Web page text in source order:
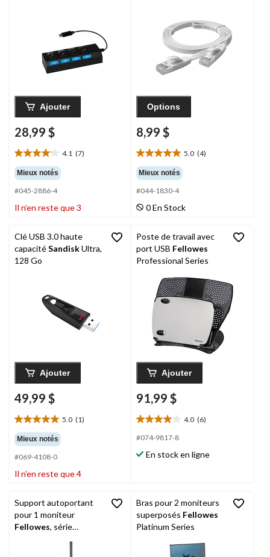
Ajouter
28,99 $
4.1 (7)
4.1
étoile(s)
sur
5.
7
Mieux notés
#045-2886-4
Il n’en reste que 3
Options
8,99 $
5.0 (4)
5.0
étoile(s)
sur
5.
4
Mieux notés
#044-1830-4
0 En Stock
Clé USB 3.0 haute
capacitéSandiskUltra,
128 Go
Ajouter
49,99 $
5.0 (1)
5.0
étoile(s)
sur
5.
1
Mieux notés
#069-4108-0
Il n’en reste que 4
Poste de travail avec
port USB Fellowes
Professional Series
Ajouter
91,99 $
4.0 (6)
4.0
étoile(s)
5.
#074-9817-8
En stock en ligne
Support autoportant
pour 1 moniteur
Fellowes, série
Bras pour 2 moniteurs
superposés Fellowes
Platinum Series